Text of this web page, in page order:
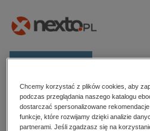
Kategorie
Zobacz wszystkie E-prasa
Strona główna Jacek
Chcemy korzystać z plików cookies, aby
podczas przeglądania naszego katalogu
dostarczać spersonalizowane
funkcje, które rozwijamy dzięki analizie
partnerami. Jeśli zgadzasz się na